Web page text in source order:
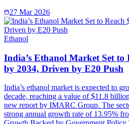
27 Mar 2026
Ethanol
India’s Ethanol Market Set to
by 2034, Driven by E20 Push
India’s ethanol market is expected to
decade, reaching a value of $11.8
new report by IMARC Group. The
strong annual growth rate of 13.95%